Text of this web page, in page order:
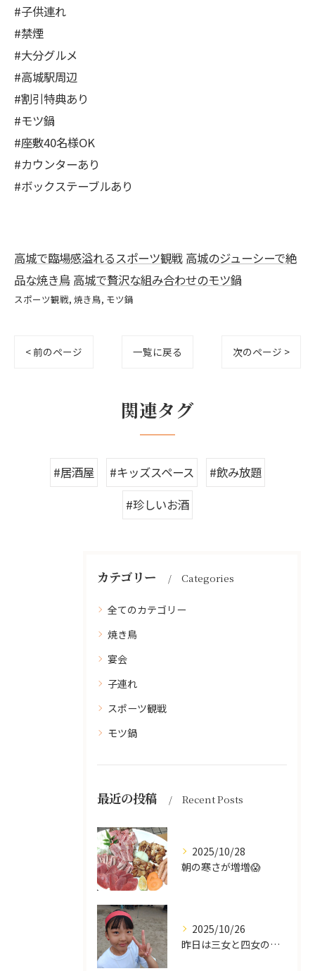
#子供連れ
#禁煙
#大分グルメ
#高城駅周辺
#割引特典あり
#モツ鍋
#座敷40名様OK
#カウンターあり
#ボックステーブルあり
高城で臨場感溢れるスポーツ観戦 高城のジューシーで絶
品な焼き鳥 高城で贅沢な組み合わせのモツ鍋
スポーツ観戦 焼き鳥 モツ鍋
< 前のページ 一覧に戻る 次のページ >
関連タグ
#居酒屋 #キッズスペース
#飲み放題
#珍しいお酒
カテゴリー Categories
全てのカテゴリー
焼き鳥
宴会
子連れ
スポーツ観戦
モツ鍋
最近の投稿 Recent Posts
2025/10/28
朝の寒さが増増😱
2025/10/26
昨日は三女と四女の運動会🥰